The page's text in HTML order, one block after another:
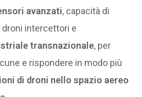
avanzati, capacità di
droni intercettori e
transnazionale, per
e rispondere in modo più
di droni nello spazio aereo